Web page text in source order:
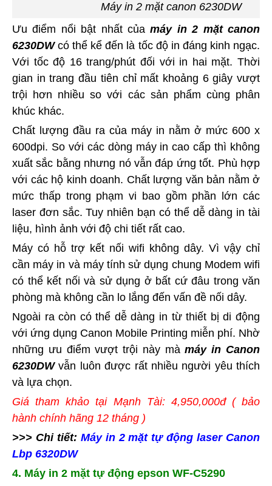
Máy in 2 mặt canon 6230DW
Ưu điểm nổi bật nhất củamáy in 2 mặt canon
6230DW có thể kể đến là tốc độ in đáng kinh ngạc.
Với tốc độ 16 trang/phút đối với in hai mặt. Thời
gian in trang đầu tiên chỉ mất khoảng 6 giây vượt
trội hơn nhiều so với các sản phẩm cùng phân
khúc khác.
Chất lượng đầu ra của máy in nằm ở mức 600 x
600dpi. So với các dòng máy in cao cấp thì không
xuất sắc bằng nhưng nó vẫn đáp ứng tốt. Phù hợp
với các hộ kinh doanh. Chất lượng văn bản nằm ở
mức thấp trong phạm vi bao gồm phần lớn các
laser đơn sắc. Tuy nhiên bạn có thể dễ dàng in tài
liệu, hình ảnh với độ chi tiết rất cao.
Máy có hỗ trợ kết nối wifi không dây. Vì vậy chỉ
cần máy in và máy tính sử dụng chung Modem wifi
có thể kết nối và sử dụng ở bất cứ đâu trong văn
phòng mà không cần lo lắng đến vấn đề nối dây.
Ngoài ra còn có thể dễ dàng in từ thiết bị di động
với ứng dụng Canon Mobile Printing miễn phí. Nhờ
những ưu điểm vượt trội này màmáy in Canon
6230DWvẫn luôn được rất nhiều người yêu thích
và lựa chọn.
Giá tham khảo tại Mạnh Tài: 4,950,000đ ( bảo
hành chính hãng 12 tháng )
>>> Chi tiết: Máy in 2 mặt tự động laser Canon
Lbp 6320DW
4. Máy in 2 mặt tự động epson WF-C5290